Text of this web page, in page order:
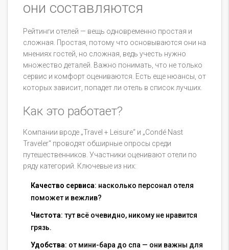
они составляются
Рейтинги отелей — вещь одновременно простая и
сложная. Простая, потому что основываются они на
мнениях гостей, но сложная, ведь учесть нужно
множество деталей. Важно понимать, что не только
сервис и комфорт оцениваются. Есть еще нюансы, от
которых зависит, попадет ли отель в список лучших.
Как это работает?
Компании вроде „Travel + Leisure“ и „Condé Nast
Traveler“ проводят обширные опросы среди
путешественников. Участники оценивают отели по
ряду категорий. Ключевые из них:
Качество сервиса: насколько персонал отеля
поможет и вежлив?
Чистота: тут всё очевидно, никому не нравится
грязь.
Удобства: от мини-бара до спа — они важны для